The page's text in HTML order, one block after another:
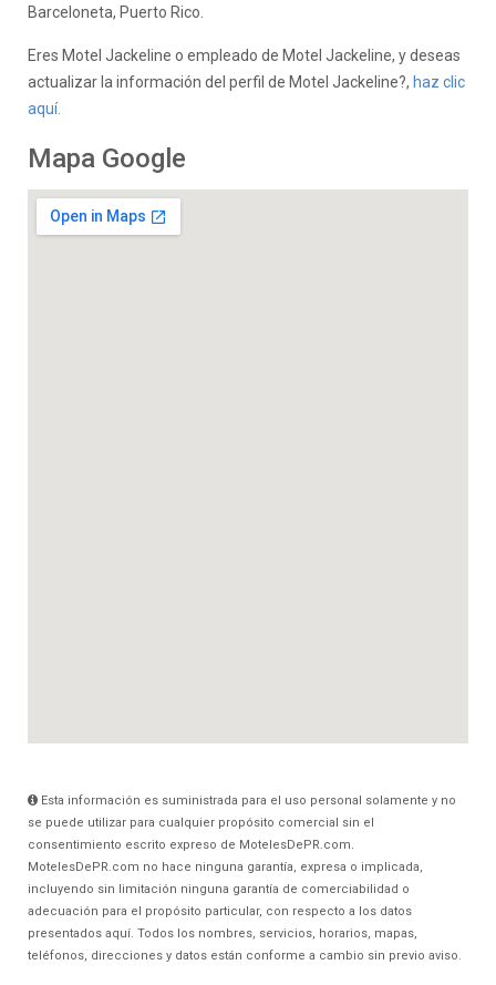
Barceloneta, Puerto Rico.
Eres Motel Jackeline o empleado de Motel Jackeline, y deseas
actualizar la información del perfil de Motel Jackeline?, haz clic
aquí.
Mapa Google
Esta información es suministrada para el uso personal solamente y no
se puede utilizar para cualquier propósito comercial sin el
consentimiento escrito expreso de MotelesDePR.com.
MotelesDePR.com no hace ninguna garantía, expresa o implicada,
incluyendo sin limitación ninguna garantía de comerciabilidad o
adecuación para el propósito particular, con respecto a los datos
presentados aquí. Todos los nombres, servicios, horarios, mapas,
teléfonos, direcciones y datos están conforme a cambio sin previo aviso.